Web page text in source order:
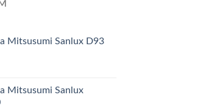
Mitsusumi Sanlux D93
Mitsusumi Sanlux